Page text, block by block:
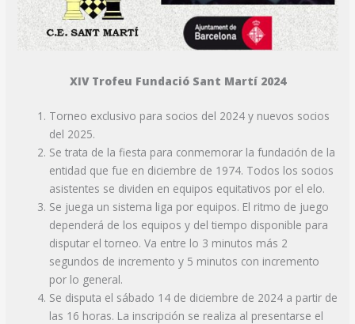
XIV Trofeu Fundació Sant Martí 2024
Torneo exclusivo para socios del 2024 y nuevos socios
del 2025.
Se trata de la fiesta para conmemorar la fundación de la
entidad que fue en diciembre de 1974. Todos los socios
asistentes se dividen en equipos equitativos por el elo.
Se juega un sistema liga por equipos. El ritmo de juego
dependerá de los equipos y del tiempo disponible para
disputar el torneo. Va entre lo 3 minutos más 2
segundos de incremento y 5 minutos con incremento
por lo general.
Se disputa el sábado 14 de diciembre de 2024 a partir de
las 16 horas. La inscripción se realiza al presentarse el